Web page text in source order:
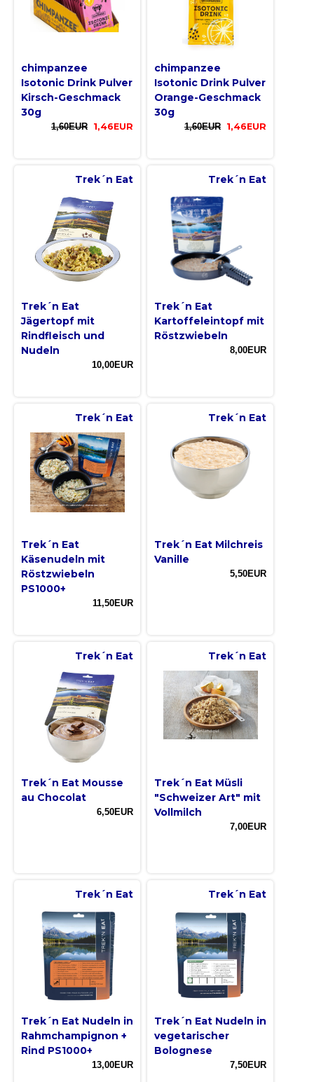
chimpanzee
Isotonic Drink Pulver
Kirsch-Geschmack
30g
1,60EUR 1,46EUR
chimpanzee
Isotonic Drink Pulver
Orange-Geschmack
30g
1,60EUR 1,46EUR
Trek´n Eat
Trek´n Eat
Jägertopf mit
Rindfleisch und
Nudeln
10,00EUR
Trek´n Eat
Trek´n Eat
Kartoffeleintopf mit
Röstzwiebeln
8,00EUR
Trek´n Eat
Trek´n Eat
Käsenudeln mit
Röstzwiebeln
PS1000+
11,50EUR
Trek´n Eat
Trek´n Eat Milchreis
Vanille
5,50EUR
Trek´n Eat
Trek´n Eat Mousse
au Chocolat
6,50EUR
Trek´n Eat
Trek´n Eat Müsli
"Schweizer Art" mit
Vollmilch
7,00EUR
Trek´n Eat
Trek´n Eat Nudeln in
Rahmchampignon +
Rind PS1000+
13,00EUR
Trek´n Eat
Trek´n Eat Nudeln in
vegetarischer
Bolognese
7,50EUR